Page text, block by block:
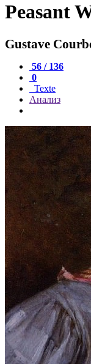
Peasant
Gustave
56 / 136
0
Texte
Анализ